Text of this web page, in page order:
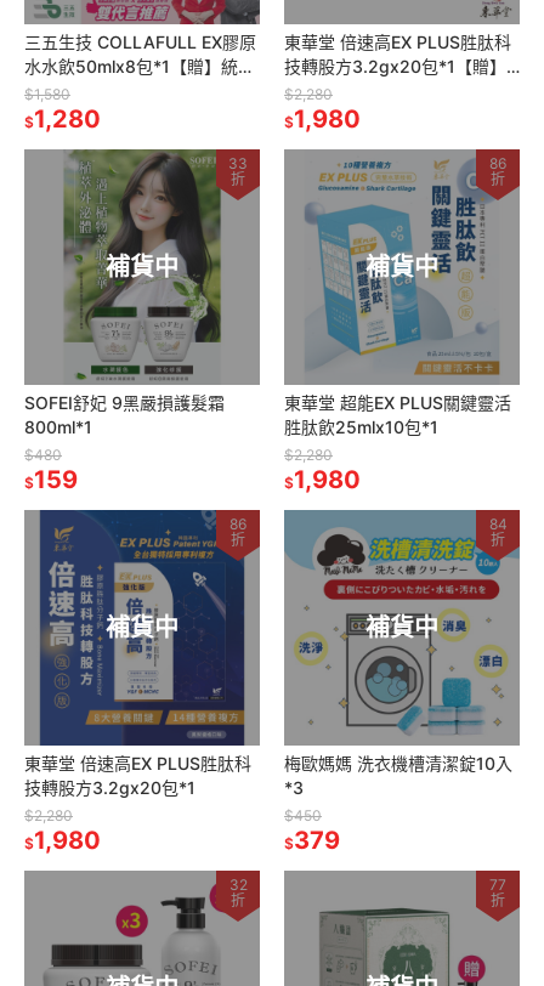
三五生技 COLLAFULL EX膠原
水水飲50mlx8包*1【贈】統欣
生技 TX美力膠原蛋白4.5gx14
包*1
$1,580
$1,280
東華堂 倍速高EX PLUS胜肽科
技轉股方3.2gx20包*1【贈】
東華堂 益敏IgG 初乳益生菌
EX2gx20包*1
$2,280
$1,980
補貨中
33
折
SOFEI舒妃 9黑嚴損護髮霜
800ml*1
$480
$159
補貨中
86
折
東華堂 超能EX PLUS關鍵靈活
胜肽飲25mlx10包*1
$2,280
$1,980
補貨中
86
折
東華堂 倍速高EX PLUS胜肽科
技轉股方3.2gx20包*1
$2,280
$1,980
補貨中
84
折
梅歐媽媽 洗衣機槽清潔錠10入
*3
$450
$379
32
折
77
折